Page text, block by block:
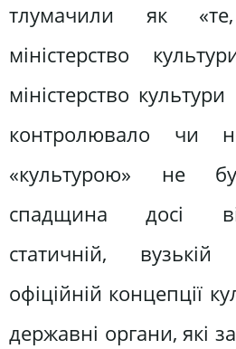
тлумачили як
міністерство
міністерство
контролювало чи
«культурою» не
спадщина досі
статичній,
офіційній концепції
державні органи, які